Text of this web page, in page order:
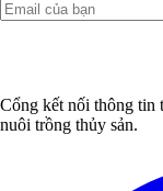
Cổng kết nối thông tin
nuôi trồng thủy sản.